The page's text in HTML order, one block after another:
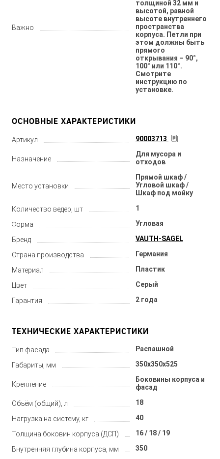
Важно
толщиной 32 мм и
высотой, равной
высоте внутреннего
пространства
корпуса. Петли при
этом должны быть
прямого
открывания – 90°,
100° или 110°.
Смотрите
инструкцию по
установке.
ОСНОВНЫЕ ХАРАКТЕРИСТИКИ
Артикул 90003713
Назначение
Для мусора и
отходов
Место установки
Прямой шкаф /
Угловой шкаф /
Шкаф под мойку
Количество ведер, шт 1
Форма Угловая
Бренд VAUTH-SAGEL
Страна производства Германия
Материал Пластик
Цвет Серый
Гарантия 2 года
ТЕХНИЧЕСКИЕ ХАРАКТЕРИСТИКИ
Тип фасада Распашной
Габариты, мм 350x350x525
Крепление
Боковины корпуса и
фасад
Объём (общий), л 18
Нагрузка на систему, кг 40
Толщина боковин корпуса (ДСП) 16 / 18 / 19
Внутренняя глубина корпуса, мм 350